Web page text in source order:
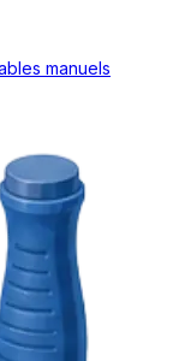
manuels